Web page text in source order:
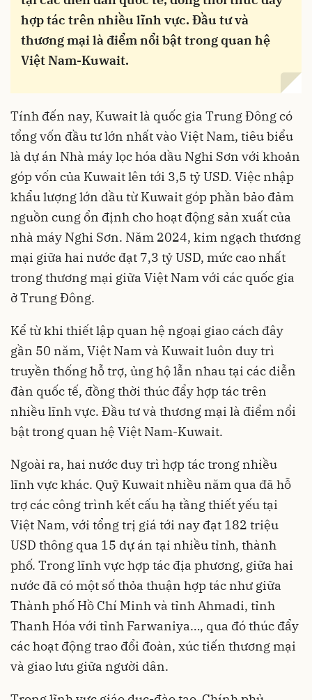
hợp tác trên nhiều lĩnh vực. Đầu tư và
thương mại là điểm nổi bật trong quan hệ
Việt Nam-Kuwait.
Tính đến nay, Kuwait là quốc gia Trung Đông có
tổng vốn đầu tư lớn nhất vào Việt Nam, tiêu biểu
là dự án Nhà máy lọc hóa dầu Nghi Sơn với khoản
góp vốn của Kuwait lên tới 3,5 tỷ USD. Việc nhập
khẩu lượng lớn dầu từ Kuwait góp phần bảo đảm
nguồn cung ổn định cho hoạt động sản xuất của
nhà máy Nghi Sơn. Năm 2024, kim ngạch thương
mại giữa hai nước đạt 7,3 tỷ USD, mức cao nhất
trong thương mại giữa Việt Nam với các quốc gia
ở Trung Đông.
Kể từ khi thiết lập quan hệ ngoại giao cách đây
gần 50 năm, Việt Nam và Kuwait luôn duy trì
truyền thống hỗ trợ, ủng hộ lẫn nhau tại các diễn
đàn quốc tế, đồng thời thúc đẩy hợp tác trên
nhiều lĩnh vực. Đầu tư và thương mại là điểm nổi
bật trong quan hệ Việt Nam-Kuwait.
Ngoài ra, hai nước duy trì hợp tác trong nhiều
lĩnh vực khác. Quỹ Kuwait nhiều năm qua đã hỗ
trợ các công trình kết cấu hạ tầng thiết yếu tại
Việt Nam, với tổng trị giá tới nay đạt 182 triệu
USD thông qua 15 dự án tại nhiều tỉnh, thành
phố. Trong lĩnh vực hợp tác địa phương, giữa hai
nước đã có một số thỏa thuận hợp tác như giữa
Thành phố Hồ Chí Minh và tỉnh Ahmadi, tỉnh
Thanh Hóa với tỉnh Farwaniya…, qua đó thúc đẩy
các hoạt động trao đổi đoàn, xúc tiến thương mại
và giao lưu giữa người dân.